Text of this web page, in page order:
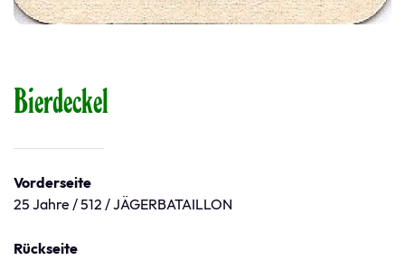
Bierdeckel
Vorderseite
25 Jahre / 512 / JÄGERBATAILLON
Rückseite